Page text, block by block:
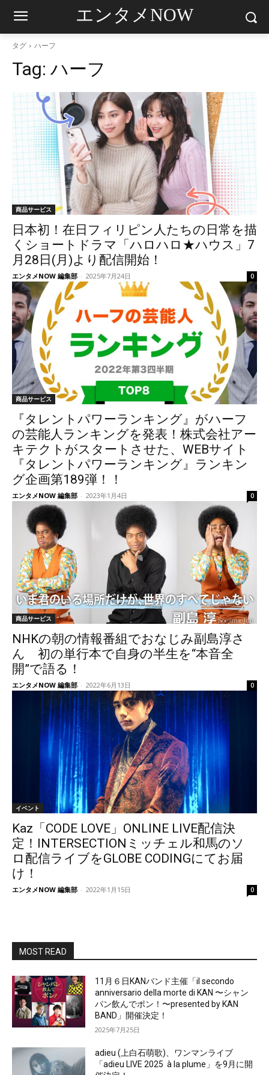
エンタメNOW
タグ ハーフ
Tag: ハーフ
商品サービス
日本初！在日フィリピン人たちの日常を描
くショートドラマ「ハロハロ★ハウス」7
月28日(月)より配信開始！
エンタメNOW 編集部 - 2025年7月24日 0
商品サービス
​『タレントパワーランキング』がハーフ
の芸能人ランキングを発表！株式会社アー
キテクトがスタートさせた、WEBサイト
『タレントパワーランキング』ランキン
グ企画第189弾！！
エンタメNOW 編集部 - 2023年1月4日 0
商品サービス
NHKの朝の情報番組でおなじみ副島淳さ
ん 初の単行本で自身の半生を“本音全
開”で語る！
エンタメNOW 編集部 - 2022年6月13日 0
イベント
Kaz「CODE LOVE」ONLINE LIVE配信決
定！INTERSECTIONミッチェル和馬のソ
ロ配信ライブをGLOBE CODINGにてお届
け！
エンタメNOW 編集部 - 2022年1月15日 0
MOST READ
11月６日KANバンド主催「il secondo
anniversario della morte di KAN 〜シャン
パン飲んでポン！〜presented by KAN
BAND」開催決定！
2025年7月25日
adieu (上白石萌歌)、ワンマンライブ
「adieu LIVE 2025 à la plume」を9月に開